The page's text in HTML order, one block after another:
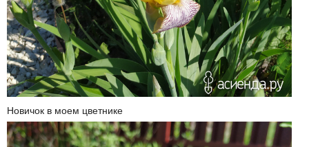
Новичок в моем цветнике